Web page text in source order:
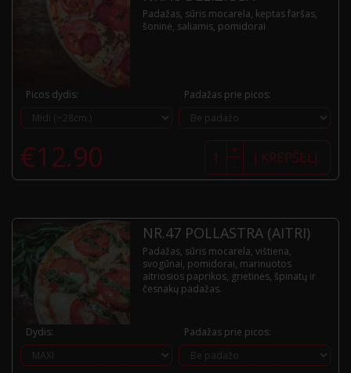
Padažas, sūris mocarela, keptas faršas,
šoninė, saliamis, pomidorai
Picos dydis: Padažas prie picos:
€12.90 produkto
kiekis:
Nr.46
Deliziosa
-
+ Į KREPŠELĮ
NR.47 POLLASTRA (AITRI)
Padažas, sūris mocarela, vištiena,
svogūnai, pomidorai, marinuotos
aitriosios paprikos, grietinės, špinatų ir
česnakų padažas.
Dydis: Padažas prie picos: